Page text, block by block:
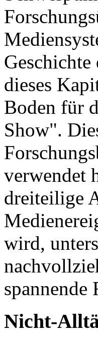
dieses
Boden für
Show".
verwendet
dreiteilige
wird,
spannende
Nicht-